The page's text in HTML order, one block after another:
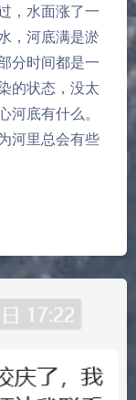
，水面涨了一
，河底满是淤
分时间都是一
的状态，没太
底有什么。
河里总会有些